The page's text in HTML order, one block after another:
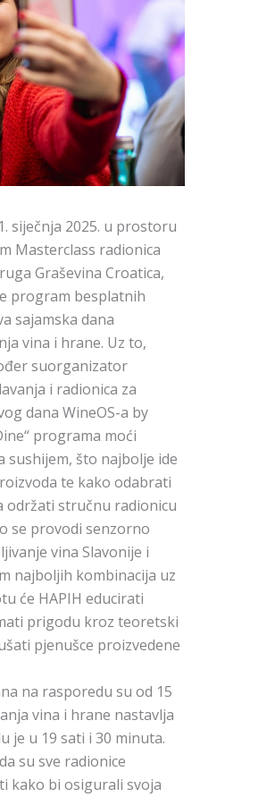
siječnja 2025. u prostoru
Masterclass radionica
Graševina Croatica,
program besplatnih
sajamska dana
vina i hrane. Uz to,
suorganizator
i radionica za
dana WineOS-a by
programa moći
sushijem, što najbolje ide
te kako odabrati
održati stručnu radionicu
se provodi senzorno
vina Slavonije i
najboljih kombinacija uz
će HAPIH educirati
prigodu kroz teoretski
pjenušce proizvedene
na rasporedu su od 15
vina i hrane nastavlja
je u 19 sati i 30 minuta.
su sve radionice
kako bi osigurali svoja